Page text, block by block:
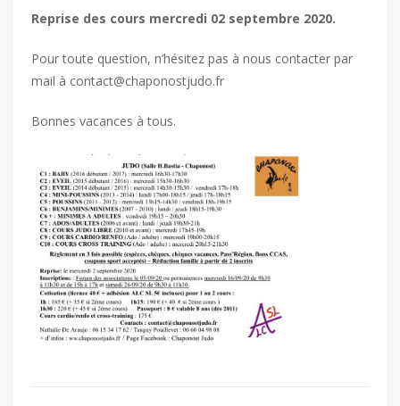
Reprise des cours mercredi 02 septembre 2020.
Pour toute question, n’hésitez pas à nous contacter par
mail à contact@chaponostjudo.fr
Bonnes vacances à tous.